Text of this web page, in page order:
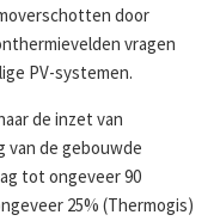
door
vragen
PV-systemen.
de inzet van
van de gebouwde
tot ongeveer 90
25% (Thermogis)